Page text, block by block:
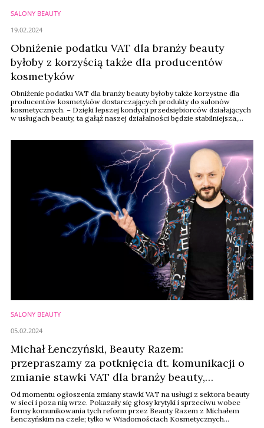
SALONY BEAUTY
Obniżenie podatku VAT dla branży beauty
byłoby z korzyścią także dla producentów
kosmetyków
Obniżenie podatku VAT dla branży beauty byłoby także korzystne dla
producentów kosmetyków dostarczających produkty do salonów
kosmetycznych. – Dzięki lepszej kondycji przedsiębiorców działających
w usługach beauty, ta gałąź naszej działalności będzie stabilniejsza,
– ...
19.02.2024
SALONY BEAUTY
Michał Łenczyński, Beauty Razem:
przepraszamy za potknięcia dt. komunikacji o
zmianie stawki VAT dla branży beauty,
zmieniamy strategię medialną
Od momentu ogłoszenia zmiany stawki VAT na usługi z sektora beauty
w sieci i poza nią wrze. Pokazały się głosy krytyki i sprzeciwu wobec
formy komunikowania tych reform przez Beauty Razem z Michałem
Łenczyńskim na czele; tylko w Wiadomościach Kosmetycznych
05.02.2024